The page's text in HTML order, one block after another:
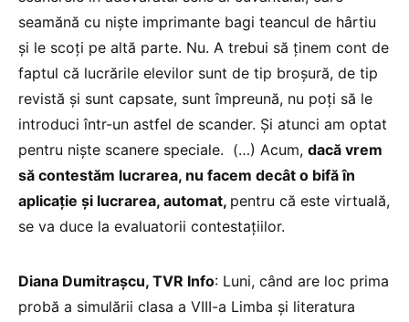
seamănă cu niște imprimante bagi teancul de hârtiu
și le scoți pe altă parte. Nu. A trebui să ținem cont de
faptul că lucrările elevilor sunt de tip broșură, de tip
revistă și sunt capsate, sunt împreună, nu poți să le
introduci într-un astfel de scander. Și atunci am optat
pentru niște scanere speciale. (…) Acum, dacă vrem
să contestăm lucrarea, nu facem decât o bifă în
aplicație și lucrarea, automat, pentru că este virtuală,
se va duce la evaluatorii contestațiilor.
Diana Dumitrașcu, TVR Info: Luni, când are loc prima
probă a simulării clasa a VIII-a Limba și literatura